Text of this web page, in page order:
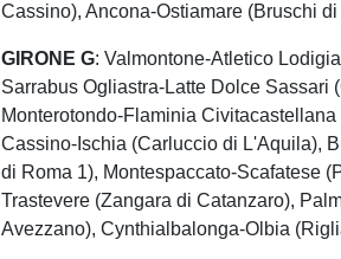
Cassino), Ancona-Ostiamare (Bruschi
GIRONE G: Valmontone-Atletico
Sarrabus Ogliastra-Latte Dolce Sassari
Monterotondo-Flaminia
Cassino-Ischia (Carluccio di L'Aquila),
di Roma 1), Montespaccato-Scafatese
Trastevere (Zangara di Catanzaro),
Avezzano), Cynthialbalonga-Olbia